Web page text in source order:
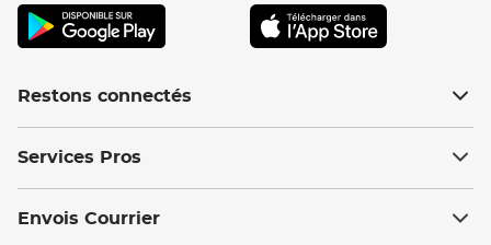
Restons connectés
Services Pros
Envois Courrier